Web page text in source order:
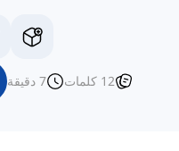
12 كلمات 7 دقيقة